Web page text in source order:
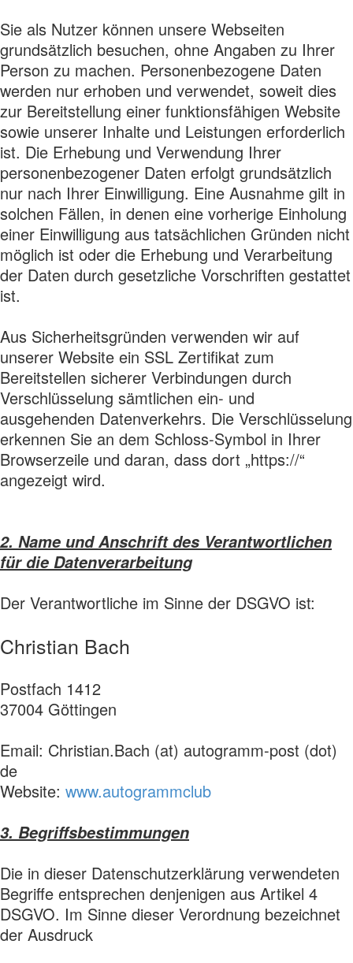
Sie als Nutzer können unsere Webseiten
grundsätzlich besuchen, ohne Angaben zu Ihrer
Person zu machen. Personenbezogene Daten
werden nur erhoben und verwendet, soweit dies
zur Bereitstellung einer funktionsfähigen Website
sowie unserer Inhalte und Leistungen erforderlich
ist. Die Erhebung und Verwendung Ihrer
personenbezogener Daten erfolgt grundsätzlich
nur nach Ihrer Einwilligung. Eine Ausnahme gilt in
solchen Fällen, in denen eine vorherige Einholung
einer Einwilligung aus tatsächlichen Gründen nicht
möglich ist oder die Erhebung und Verarbeitung
der Daten durch gesetzliche Vorschriften gestattet
ist.
Aus Sicherheitsgründen verwenden wir auf
unserer Website ein SSL Zertifikat zum
Bereitstellen sicherer Verbindungen durch
Verschlüsselung sämtlichen ein- und
ausgehenden Datenverkehrs. Die Verschlüsselung
erkennen Sie an dem Schloss-Symbol in Ihrer
Browserzeile und daran, dass dort „https://“
angezeigt wird.
2. Name und Anschrift des Verantwortlichen
für die Datenverarbeitung
Der Verantwortliche im Sinne der DSGVO ist:
Christian Bach
Postfach 1412
37004 Göttingen
Email: Christian.Bach (at) autogramm-post (dot)
de
Website: www.autogrammclub
3. Begriffsbestimmungen
Die in dieser Datenschutzerklärung verwendeten
Begriffe entsprechen denjenigen aus Artikel 4
DSGVO. Im Sinne dieser Verordnung bezeichnet
der Ausdruck